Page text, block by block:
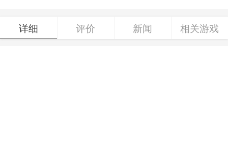
详细 评价 新闻 相关游戏